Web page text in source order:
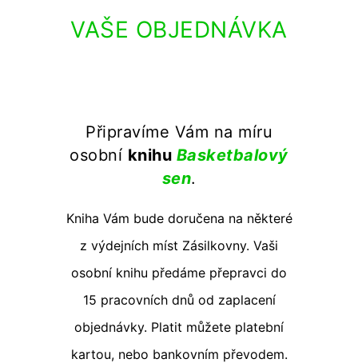
VAŠE OBJEDNÁVKA
Připravíme Vám na míru
osobní knihu Basketbalový
sen.
Kniha Vám bude doručena na některé
z výdejních míst Zásilkovny. Vaši
osobní knihu předáme přepravci do
15 pracovních dnů od zaplacení
objednávky. Platit můžete platební
kartou, nebo bankovním převodem.